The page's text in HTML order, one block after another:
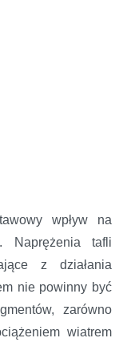
wpływ na
Naprężenia tafli
z działania
nie powinny być
zarówno
wiatrem